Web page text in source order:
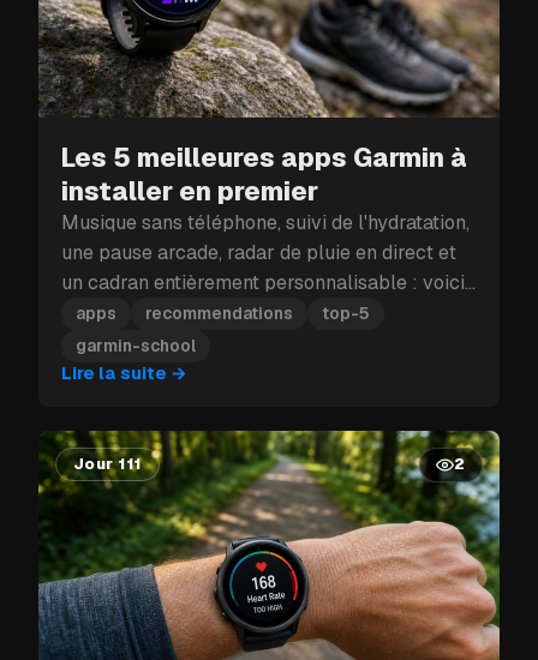
Les 5 meilleures apps Garmin à
installer en premier
Musique sans téléphone, suivi de l'hydratation,
une pause arcade, radar de pluie en direct et
un cadran entièrement personnalisable : voici
les cinq apps Garmin à installer en premier.
apps recommendations
top-5
garmin-school
Lire la suite →
Jour 111 2